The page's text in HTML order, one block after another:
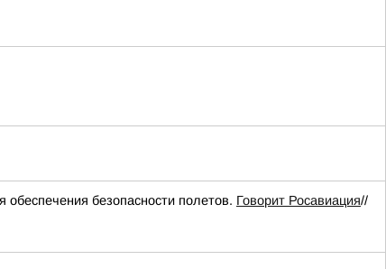
безопасности полетов. Говорит Росавиация//